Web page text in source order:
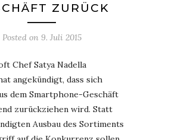
ZURÜCK
Posted on 9. Juli 2015
Chef Satya Nadella
angekündigt, dass sich
dem Smartphone-Geschäft
zurückziehen wird. Statt
Ausbau des Sortiments